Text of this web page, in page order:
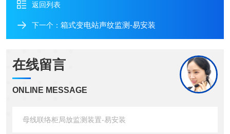
返回列表
下一个： 箱式变电站声纹监测-易安装
在线留言
ONLINE MESSAGE